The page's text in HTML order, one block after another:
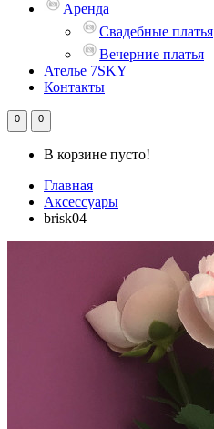
Аренда
Свадебные платья
Вечерние платья
Ателье 7SKY
Контакты
0 0
В корзине пусто!
Главная
Аксессуары
brisk04